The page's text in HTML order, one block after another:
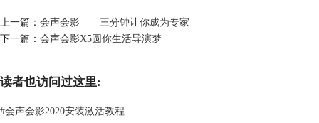
上一篇： 会声会影——三分钟让你成为专家
下一篇： 会声会影X5圆你生活导演梦
读者也访问过这里:
#会声会影2020安装激活教程